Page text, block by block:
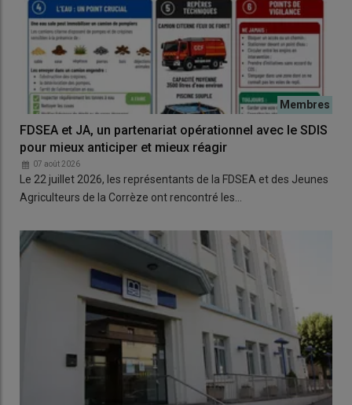
FDSEA et JA, un partenariat opérationnel avec le SDIS
pour mieux anticiper et mieux réagir
07 août 2026
Le 22 juillet 2026, les représentants de la FDSEA et des Jeunes
Agriculteurs de la Corrèze ont rencontré les…